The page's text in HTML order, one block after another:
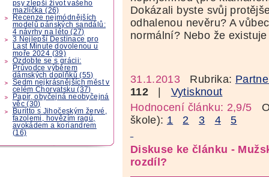
psy zlepší život vašeho
mazlíčka (26)
Recenze nejmódnějších
modelů pánských sandálů:
4 návrhy na léto (27)
3 Nejlepší Destinace pro
Last Minute dovolenou u
moře 2024 (39)
Ozdobte se s grácii:
Průvodce výběrem
dámských doplňků (55)
Sedm nejkrásnějších měst v
celém Chorvatsku (37)
Papír, obyčejná neobyčejná
věc (30)
Buritto s Jihočeským žervé,
fazolemi, hovězím ragú,
avokádem a koriandrem
(16)
Dokázali byste svůj
odhalenou nevěru? A
normální? Nebo že
31.1.2013 Rubrika:
112| Vytisknout
Hodnocení článku: 2,9/5
škole): 1 2 3 4 5
Diskuse ke článku -
rozdíl?